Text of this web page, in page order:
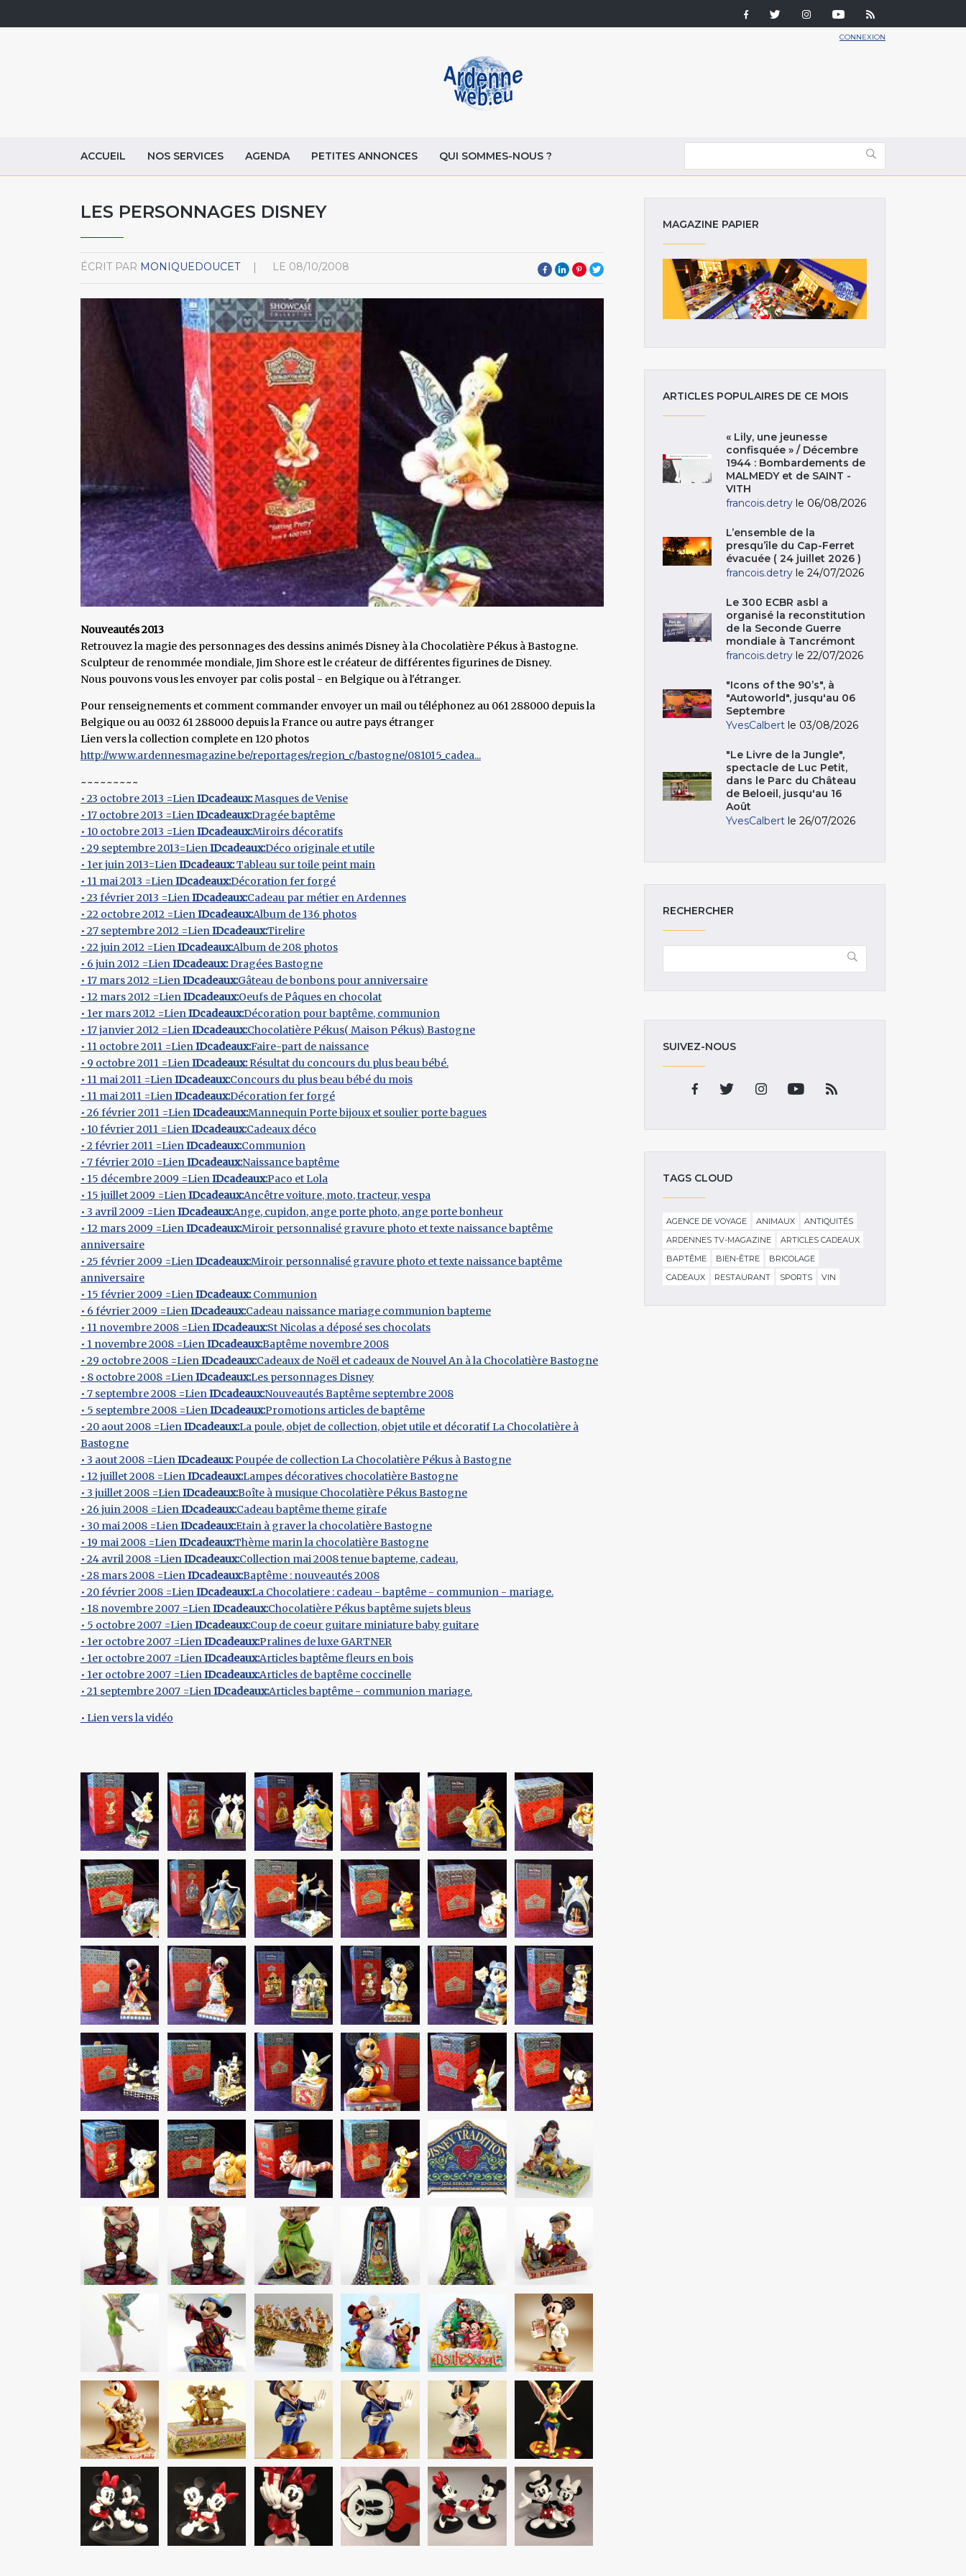
CONNEXION
ACCUEIL NOS SERVICES AGENDA PETITES ANNONCES QUI SOMMES-NOUS ?
LES PERSONNAGES DISNEY
ÉCRIT PAR MONIQUEDOUCET LE 08/10/2008
Nouveautés 2013
Retrouvez la magie des personnages des dessins animés Disney à la Chocolatière Pékus à Bastogne.
Sculpteur de renommée mondiale, Jim Shore est le créateur de différentes figurines de Disney.
Nous pouvons vous les envoyer par colis postal - en Belgique ou à l'étranger.
Pour renseignements et comment commander envoyer un mail ou téléphonez au 061 288000 depuis la
Belgique ou au 0032 61 288000 depuis la France ou autre pays étranger
Lien vers la collection complete en 120 photos
http://www.ardennesmagazine.be/reportages/region_c/bastogne/081015_cadea...
~~~~~~~~~
• 23 octobre 2013 =LienIDcadeaux:Masques de Venise
• 17 octobre 2013 =LienIDcadeaux:Dragée baptême
• 10 octobre 2013 =LienIDcadeaux:Miroirs décoratifs
• 29 septembre 2013=LienIDcadeaux:Déco originale et utile
• 1er juin 2013=LienIDcadeaux:Tableau sur toile peint main
• 11 mai 2013 =LienIDcadeaux:Décoration fer forgé
• 23 février 2013 =LienIDcadeaux:Cadeau par métier en Ardennes
• 22 octobre 2012 =LienIDcadeaux:Album de 136 photos
• 27 septembre 2012 =LienIDcadeaux:Tirelire
• 22 juin 2012 =LienIDcadeaux:Album de 208 photos
• 6 juin 2012 =LienIDcadeaux:Dragées Bastogne
• 17 mars 2012 =LienIDcadeaux:Gâteau de bonbons pour anniversaire
• 12 mars 2012 =LienIDcadeaux:Oeufs de Pâques en chocolat
• 1er mars 2012 =LienIDcadeaux:Décoration pour baptême, communion
• 17 janvier 2012 =LienIDcadeaux:Chocolatière Pékus( Maison Pékus) Bastogne
• 11 octobre 2011 =LienIDcadeaux:Faire-part de naissance
• 9 octobre 2011 =LienIDcadeaux:Résultat du concours du plus beau bébé.
• 11 mai 2011 =LienIDcadeaux:Concours du plus beau bébé du mois
• 11 mai 2011 =LienIDcadeaux:Décoration fer forgé
• 26 février 2011 =LienIDcadeaux:Mannequin Porte bijoux et soulier porte bagues
• 10 février 2011 =LienIDcadeaux:Cadeaux déco
• 2 février 2011 =LienIDcadeaux:Communion
• 7 février 2010 =LienIDcadeaux:Naissance baptême
• 15 décembre 2009 =LienIDcadeaux:Paco et Lola
• 15 juillet 2009 =LienIDcadeaux:Ancêtre voiture, moto, tracteur, vespa
• 3 avril 2009 =LienIDcadeaux:Ange, cupidon, ange porte photo, ange porte bonheur
• 12 mars 2009 =LienIDcadeaux:Miroir personnalisé gravure photo et texte naissance baptême
anniversaire
• 25 février 2009 =LienIDcadeaux:Miroir personnalisé gravure photo et texte naissance baptême
anniversaire
• 15 février 2009 =LienIDcadeaux:Communion
• 6 février 2009 =LienIDcadeaux:Cadeau naissance mariage communion bapteme
• 11 novembre 2008 =LienIDcadeaux:St Nicolas a déposé ses chocolats
• 1 novembre 2008 =LienIDcadeaux:Baptême novembre 2008
• 29 octobre 2008 =LienIDcadeaux:Cadeaux de Noël et cadeaux de Nouvel An à la Chocolatière Bastogne
• 8 octobre 2008 =LienIDcadeaux:Les personnages Disney
• 7 septembre 2008 =LienIDcadeaux:Nouveautés Baptême septembre 2008
• 5 septembre 2008 =LienIDcadeaux:Promotions articles de baptême
• 20 aout 2008 =LienIDcadeaux:La poule, objet de collection, objet utile et décoratif La Chocolatière à
Bastogne
• 3 aout 2008 =LienIDcadeaux:Poupée de collection La Chocolatière Pékus à Bastogne
• 12 juillet 2008 =LienIDcadeaux:Lampes décoratives chocolatière Bastogne
• 3 juillet 2008 =LienIDcadeaux:Boîte à musique Chocolatière Pékus Bastogne
• 26 juin 2008 =LienIDcadeaux:Cadeau baptême theme girafe
• 30 mai 2008 =LienIDcadeaux:Etain à graver la chocolatière Bastogne
• 19 mai 2008 =LienIDcadeaux:Thème marin la chocolatière Bastogne
• 24 avril 2008 =LienIDcadeaux:Collection mai 2008 tenue bapteme, cadeau,
• 28 mars 2008 =LienIDcadeaux:Baptême : nouveautés 2008
• 20 février 2008 =LienIDcadeaux:La Chocolatiere : cadeau - baptême - communion - mariage.
• 18 novembre 2007 =LienIDcadeaux:Chocolatière Pékus baptême sujets bleus
• 5 octobre 2007 =LienIDcadeaux:Coup de coeur guitare miniature baby guitare
• 1er octobre 2007 =LienIDcadeaux:Pralines de luxe GARTNER
• 1er octobre 2007 =LienIDcadeaux:Articles baptême fleurs en bois
• 1er octobre 2007 =LienIDcadeaux:Articles de baptême coccinelle
• 21 septembre 2007 =LienIDcadeaux:Articles baptême - communion mariage.
• Lien vers la vidéo
MAGAZINE PAPIER
ARTICLES POPULAIRES DE CE MOIS
« Lily, une jeunesse
confisquée » / Décembre
1944 : Bombardements de
MALMEDY et de SAINT -
VITH
francois.detry le 06/08/2026
L’ensemble de la
presqu’île du Cap-Ferret
évacuée ( 24 juillet 2026 )
francois.detry le 24/07/2026
Le 300 ECBR asbl a
organisé la reconstitution
de la Seconde Guerre
mondiale à Tancrémont
francois.detry le 22/07/2026
"Icons of the 90’s", à
"Autoworld", jusqu'au 06
Septembre
YvesCalbert le 03/08/2026
"Le Livre de la Jungle",
spectacle de Luc Petit,
dans le Parc du Château
de Beloeil, jusqu'au 16
Août
YvesCalbert le 26/07/2026
RECHERCHER
SUIVEZ-NOUS
TAGS CLOUD
AGENCE DE VOYAGE ANIMAUX
ANTIQUITÉS
ARDENNES TV-MAGAZINE
ARTICLES CADEAUX
BAPTÊME
BIEN-ÊTRE
BRICOLAGE
CADEAUX
RESTAURANT SPORTS VIN